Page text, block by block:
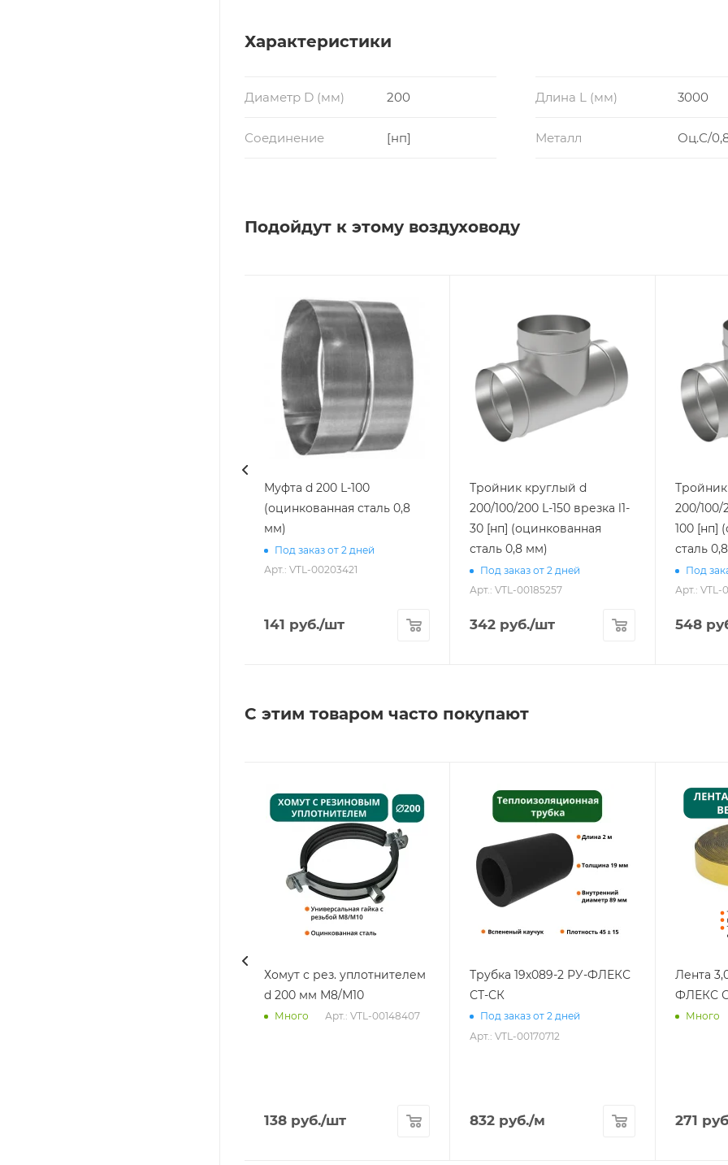
Характеристики
Диаметр D (мм) 200 Длина L (мм) 3000
Соединение [нп] Металл Оц.С/
Подойдут к этому воздуховоду
Муфта d 200 L-100
(оцинкованная сталь 0,8
мм)
Под заказ от 2 дней
Арт.: VTL-00203421
141 руб./шт
Тройник круглый d
200/100/200 L-150 врезка l1-
30 [нп] (оцинкованная
сталь 0,8 мм)
Под заказ от 2 дней
Арт.: VTL-00185257
342 руб./шт
200/100/
100 [нп]
сталь
Под
Арт.: VTL-
548
С этим товаром часто покупают
Хомут с рез. уплотнителем
d 200 мм М8/М10
Много Арт.: VTL-00148407
138 руб./шт
Трубка 19х089-2 РУ-ФЛЕКС
СТ-СК
Под заказ от 2 дней
Арт.: VTL-00170712
832 руб./м
Лента
ФЛЕКС
Много
271